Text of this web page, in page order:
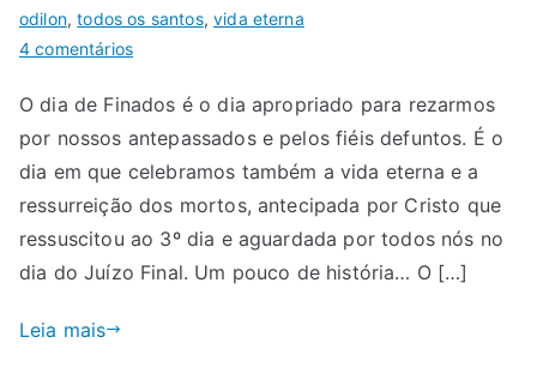
odilon,todos os santos,vida eterna
4 comentários
O dia de Finados é o dia apropriado para rezarmos
por nossos antepassados e pelos fiéis defuntos. É o
dia em que celebramos também a vida eterna e a
ressurreição dos mortos, antecipada por Cristo que
ressuscitou ao 3º dia e aguardada por todos nós no
dia do Juízo Final. Um pouco de história… O […]
Leia mais